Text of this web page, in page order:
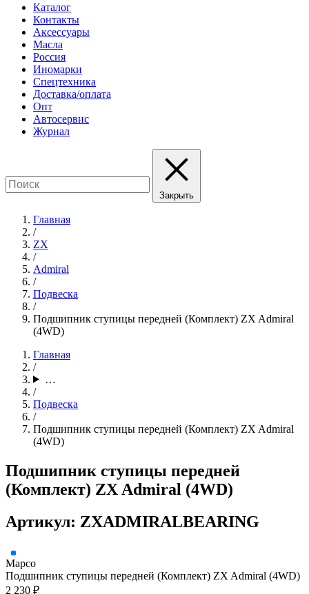
Каталог
Контакты
Аксессуары
Масла
Россия
Иномарки
Спецтехника
Доставка/оплата
Опт
Автосервис
Журнал
Закрыть
Главная
/
ZX
/
Admiral
/
Подвеска
/
Подшипник ступицы передней (Комплект) ZX Admiral
(4WD)
Главная
/
…
/
Подвеска
/
Подшипник ступицы передней (Комплект) ZX Admiral
(4WD)
Подшипник ступицы передней
(Комплект) ZX Admiral (4WD)
Артикул: ZXADMIRALBEARING
Mapco
Подшипник ступицы передней (Комплект) ZX Admiral (4WD)
2 230 ₽